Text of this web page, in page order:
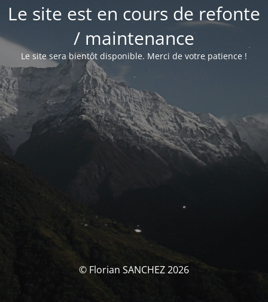
Le site est en cours de refonte
/ maintenance
Le site sera bientôt disponible. Merci de votre patience !
© Florian SANCHEZ 2026